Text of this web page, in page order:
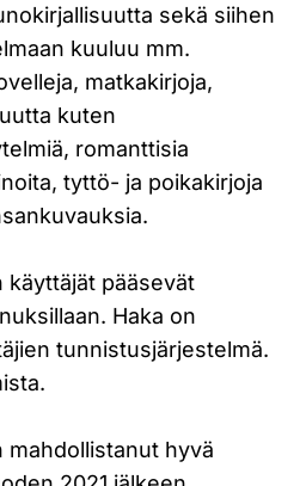
sekä siihen
kuuluu mm.
matkakirjoja,
kuten
romanttisia
tyttö- ja poikakirjoja
käyttäjät pääsevät
Haka on
tunnistusjärjestelmä.
hyvä